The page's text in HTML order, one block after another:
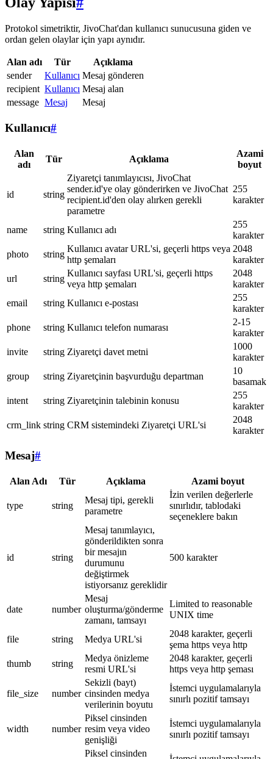
Protokol simetriktir, JivoChat'dan kullanıcı sunucusuna giden ve
ordan gelen olaylar için yapı aynıdır.
Alan adı Tür
Açıklama
sender
Kullanıcı Mesaj gönderen
recipient Kullanıcı Mesaj alan
message Mesaj Mesaj
Kullanıcı#
Alan
adı
Tür Açıklama
Azami
boyut
id string
Ziyaretçi tanımlayıcısı, JivoChat
sender.id'ye olay gönderirken ve JivoChat
recipient.id'den olay alırken gerekli
parametre
255
karakter
name string Kullanıcı adı
255
karakter
photo
string
Kullanıcı avatar URL'si, geçerli https veya
http şemaları
2048
karakter
url
string
Kullanıcı sayfası URL'si, geçerli https
veya http şemaları
2048
karakter
email
string Kullanıcı e-postası
255
karakter
phone
string Kullanıcı telefon numarası
2-15
karakter
invite
string Ziyaretçi davet metni
1000
karakter
group
string Ziyaretçinin başvurduğu departman
10
basamak
intent
string Ziyaretçinin talebinin konusu
255
karakter
crm_link string CRM sistemindeki Ziyaretçi URL'si
2048
karakter
Mesaj#
Alan Adı Tür Açıklama Azami boyut
type string
Mesaj tipi, gerekli
parametre
İzin verilen değerlerle
sınırlıdır, tablodaki
seçeneklere bakın
id string
Mesaj tanımlayıcı,
gönderildikten sonra
bir mesajın
durumunu
değiştirmek
istiyorsanız gereklidir
500 karakter
date number
Mesaj
oluşturma/gönderme
zamanı, tamsayı
Limited to reasonable
UNIX time
file string Medya URL'si
2048 karakter, geçerli
şema https veya http
thumb
string
Medya önizleme
resmi URL'si
2048 karakter, geçerli
https veya http şeması
file_size number
Sekizli (bayt)
cinsinden medya
verilerinin boyutu
İstemci uygulamalarıyla
sınırlı pozitif tamsayı
width number
Piksel cinsinden
resim veya video
genişliği
İstemci uygulamalarıyla
sınırlı pozitif tamsayı
Piksel cinsinden